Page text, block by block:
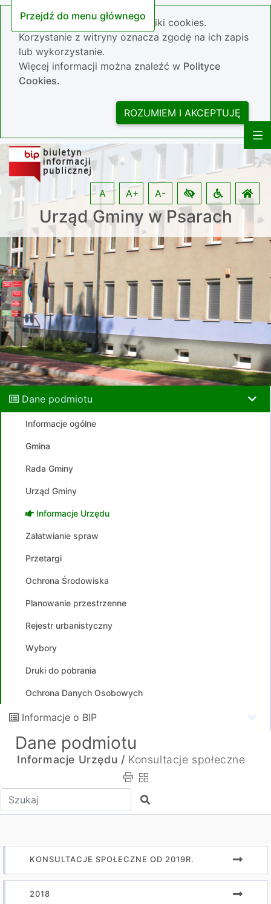
Przejdź do menu głównego
Nasza strona wykorzystuje pliki cookies.
Korzystanie z witryny oznacza zgodę na ich zapis
lub wykorzystanie.
Więcej informacji można znaleźć w Polityce
Cookies.
ROZUMIEM I AKCEPTUJĘ
Urząd Gminy w Psarach
A A+ A-
Dane podmiotu
Informacje ogólne
Gmina
Rada Gminy
Urząd Gminy
Informacje Urzędu
Załatwianie spraw
Przetargi
Ochrona Środowiska
Planowanie przestrzenne
Rejestr urbanistyczny
Wybory
Druki do pobrania
Ochrona Danych Osobowych
Informacje o BIP
Dane podmiotu
Informacje Urzędu / Konsultacje społeczne
Wpisz tekst do wyszukania Szukaj
KONSULTACJE SPOŁECZNE OD 2019R.
2018